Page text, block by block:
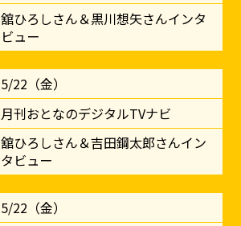
舘ひろしさん＆黒川想矢さんインタ
ビュー
5/22（金）
月刊おとなのデジタルTVナビ
舘ひろしさん＆吉田鋼太郎さんイン
タビュー
5/22（金）